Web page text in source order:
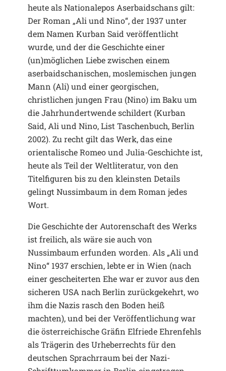
heute als Nationalepos Aserbaidschans gilt:
Der Roman „Ali und Nino“, der 1937 unter
dem Namen Kurban Said veröffentlicht
wurde, und der die Geschichte einer
(un)möglichen Liebe zwischen einem
aserbaidschanischen, moslemischen jungen
Mann (Ali) und einer georgischen,
christlichen jungen Frau (Nino) im Baku um
die Jahrhundertwende schildert (Kurban
Said, Ali und Nino, List Taschenbuch, Berlin
2002). Zu recht gilt das Werk, das eine
orientalische Romeo und Julia-Geschichte ist,
heute als Teil der Weltliteratur, von den
Titelfiguren bis zu den kleinsten Details
gelingt Nussimbaum in dem Roman jedes
Wort.
Die Geschichte der Autorenschaft des Werks
ist freilich, als wäre sie auch von
Nussimbaum erfunden worden. Als „Ali und
Nino“ 1937 erschien, lebte er in Wien (nach
einer gescheiterten Ehe war er zuvor aus den
sicheren USA nach Berlin zurückgekehrt, wo
ihm die Nazis rasch den Boden heiß
machten), und bei der Veröffentlichung war
die österreichische Gräfin Elfriede Ehrenfehls
als Trägerin des Urheberrechts für den
deutschen Sprachrraum bei der Nazi-